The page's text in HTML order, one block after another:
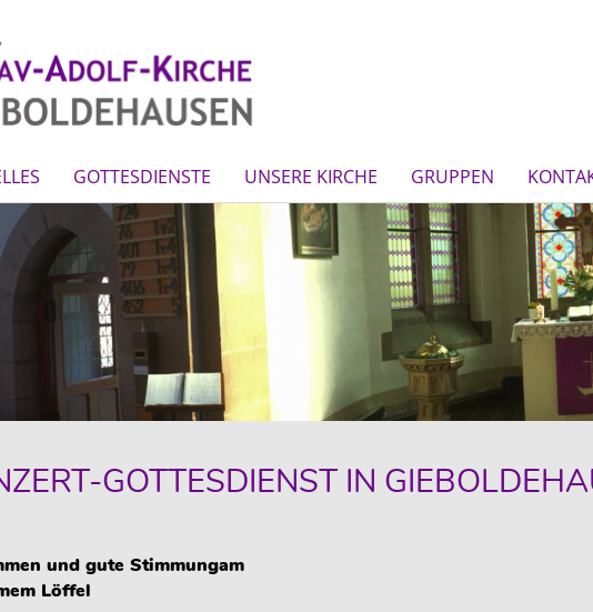
GOTTESDIENSTE UNSERE KIRCHE GRUPPEN
GOTTESDIENST IN
und gute Stimmungam
Löffel